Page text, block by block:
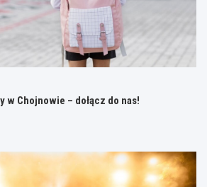
w Chojnowie – dołącz do nas!